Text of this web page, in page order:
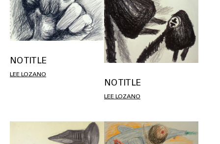
NO TITLE
LEE LOZANO
NO TITLE
LEE LOZANO